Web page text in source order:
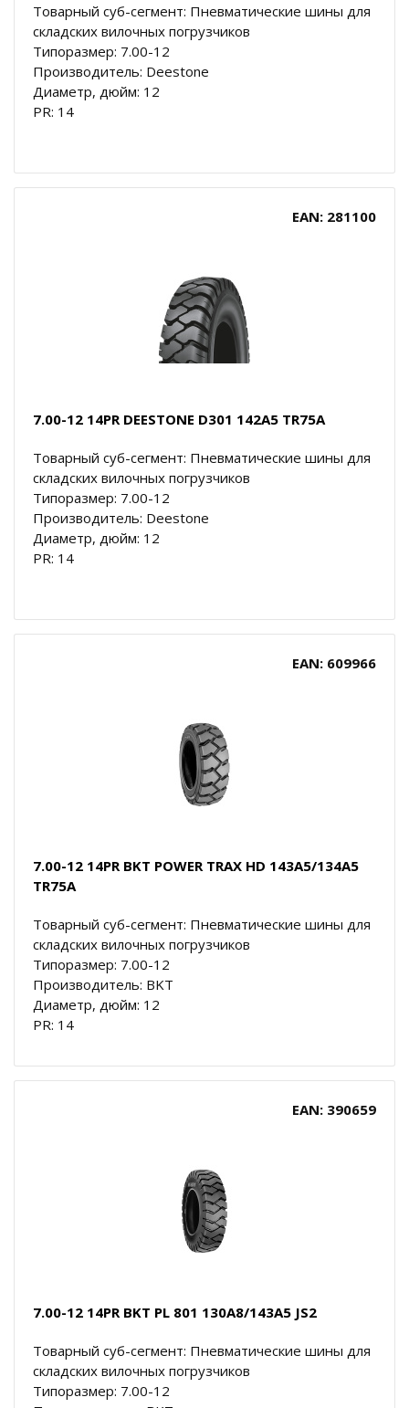
Товарный суб-сегмент: Пневматические шины для
складских вилочных погрузчиков
Типоразмер: 7.00-12
Производитель: Deestone
Диаметр, дюйм: 12
PR: 14
EAN: 281100
7.00-12 14PR DEESTONE D301 142A5 TR75A
Товарный суб-сегмент: Пневматические шины для
складских вилочных погрузчиков
Типоразмер: 7.00-12
Производитель: Deestone
Диаметр, дюйм: 12
PR: 14
EAN: 609966
7.00-12 14PR BKT POWER TRAX HD 143A5/134A5
TR75A
Товарный суб-сегмент: Пневматические шины для
складских вилочных погрузчиков
Типоразмер: 7.00-12
Производитель: BKT
Диаметр, дюйм: 12
PR: 14
EAN: 390659
7.00-12 14PR BKT PL 801 130A8/143A5 JS2
Товарный суб-сегмент: Пневматические шины для
складских вилочных погрузчиков
Типоразмер: 7.00-12